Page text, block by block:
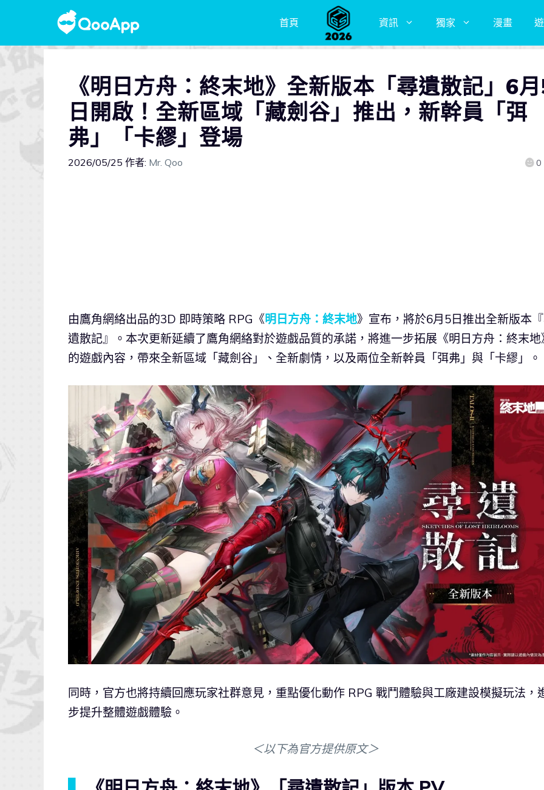
首頁 資訊 獨家 漫畫
《明日方舟：終末地》全新版本「尋遺散記」6
日開啟！全新區域「藏劍谷」推出，新幹員「弭
弗」「卡繆」登場
2026/05/25 作者: Mr. Qoo 0
由鷹角網絡出品的3D 即時策略 RPG《明日方舟：終末地》宣布，將於6月5日推出全新版本
遺散記』。本次更新延續了鷹角網絡對於遊戲品質的承諾，將進一步拓展《明日方舟：終末地
的遊戲內容，帶來全新區域「藏劍谷」、全新劇情，以及兩位全新幹員「弭弗」與「卡繆」。
同時，官方也將持續回應玩家社群意見，重點優化動作 RPG 戰鬥體驗與工廠建設模擬玩法，
步提升整體遊戲體驗。
＜以下為官方提供原文＞